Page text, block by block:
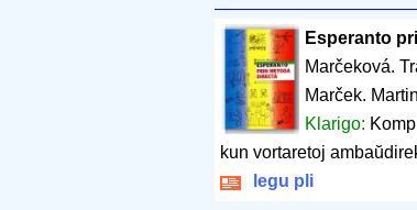
Esperanto
Marčeková.
Marček.
Klarigo:
kun vortaretoj
legu pli